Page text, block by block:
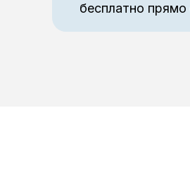
бесплатно прямо